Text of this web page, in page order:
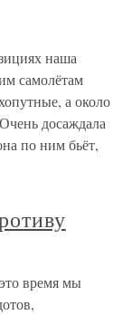
наша
самолётам
а около
досаждала
по ним бьёт,
время мы